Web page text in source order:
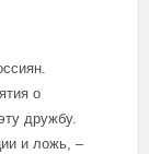
о
дружбу.
и ложь, –